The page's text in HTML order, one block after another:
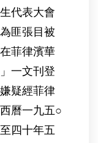
代表大會
匪張目被
菲律濱華
一文刊登
疑經菲律
曆一九五○
四十年五